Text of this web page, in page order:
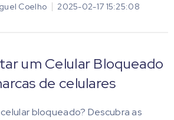
Coelho 2025-02-17 15:25:08
um Celular Bloqueado
de celulares
bloqueado? Descubra as